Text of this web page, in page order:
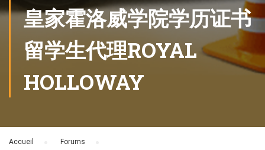
皇家霍洛威学院学历证书
留学生代理ROYAL
HOLLOWAY
Accueil Forums